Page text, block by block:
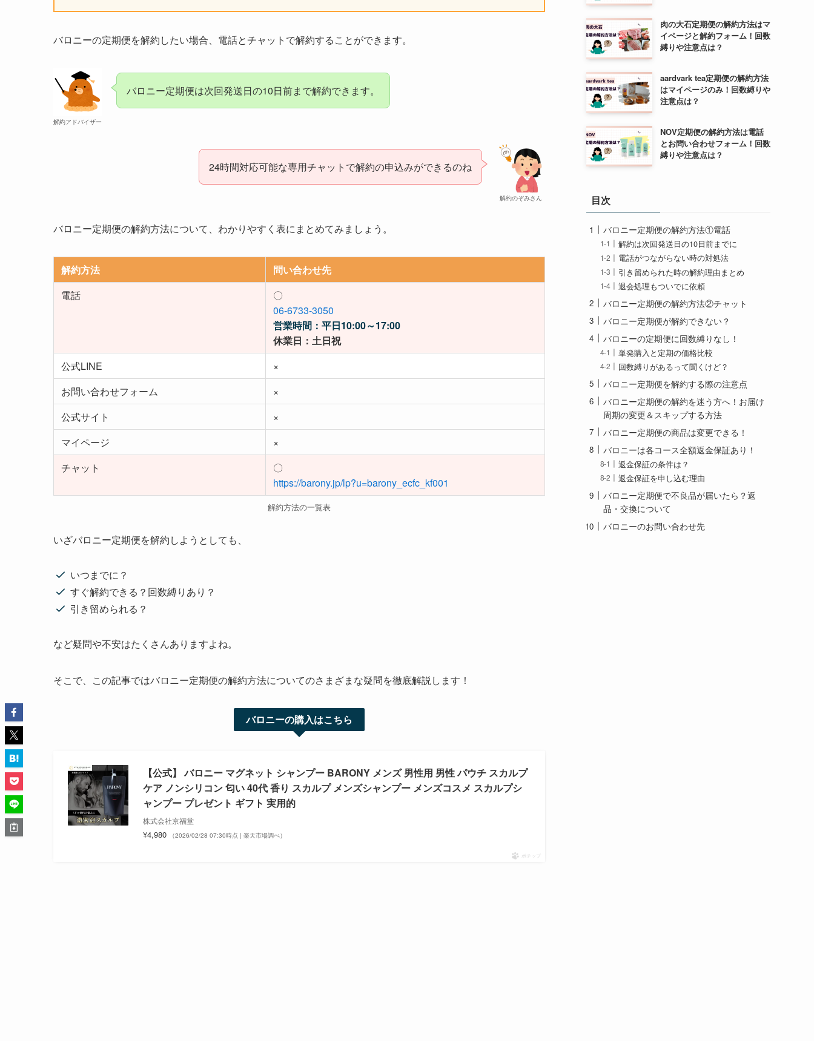
バロニーの定期便を解約したい場合、電話とチャットで解約することができます。
解約アドバイザー
バロニー定期便は次回発送日の10日前まで解約できます。
解約のぞみさん
24時間対応可能な専用チャットで解約の申込みができるのね
バロニー定期便の解約方法について、わかりやすく表にまとめてみましょう。
解約方法
問い合わせ先
電話
〇
06‐6733‐3050
営業時間：平日10:00～17:00
休業日：土日祝
公式LINE
×
お問い合わせフォーム
×
公式サイト
×
マイページ
×
チャット
〇
https://barony.jp/lp?u=barony_ecfc_kf001
解約方法の一覧表
いざバロニー定期便を解約しようとしても、
いつまでに？
すぐ解約できる？回数縛りあり？
引き留められる？
など疑問や不安はたくさんありますよね。
そこで、この記事ではバロニー定期便の解約方法についてのさまざまな疑問を徹底解説します！
バロニーの購入はこちら
【公式】 バロニー マグネット シャンプー BARONY メンズ 男性用 男性 パウチ スカルプ
ケア ノンシリコン 匂い 40代 香り スカルプ メンズシャンプー メンズコスメ スカルプシ
ャンプー プレゼント ギフト 実用的
株式会社京福堂
¥4,980 （2026/02/28 07:30時点 | 楽天市場調べ）
ポチップ
肉の大石定期便の解約方法はマ
イページと解約フォーム！回数
縛りや注意点は？
aardvark tea定期便の解約方法
はマイページのみ！回数縛りや
注意点は？
NOV定期便の解約方法は電話
とお問い合わせフォーム！回数
縛りや注意点は？
目次
バロニー定期便の解約方法①電話
解約は次回発送日の10日前までに
電話がつながらない時の対処法
引き留められた時の解約理由まとめ
退会処理もついでに依頼
バロニー定期便の解約方法②チャット
バロニー定期便が解約できない？
バロニーの定期便に回数縛りなし！
単発購入と定期の価格比較
回数縛りがあるって聞くけど？
バロニー定期便を解約する際の注意点
バロニー定期便の解約を迷う方へ！お届け
周期の変更＆スキップする方法
バロニー定期便の商品は変更できる！
バロニーは各コース全額返金保証あり！
返金保証の条件は？
返金保証を申し込む理由
バロニー定期便で不良品が届いたら？返
品・交換について
バロニーのお問い合わせ先